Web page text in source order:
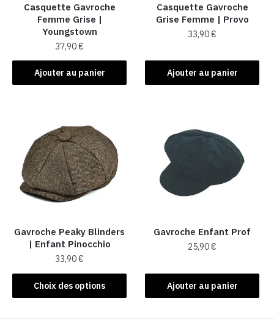
Casquette Gavroche
Femme Grise​ |
Youngstown
37,90€
Ajouter au panier
Casquette Gavroche
Grise Femme​ | Provo
33,90€
Ajouter au panier
Gavroche Peaky Blinders
| Enfant Pinocchio
33,90€
Choix des options
Ce
produit
Gavroche Enfant Prof
25,90€
Ajouter au panier